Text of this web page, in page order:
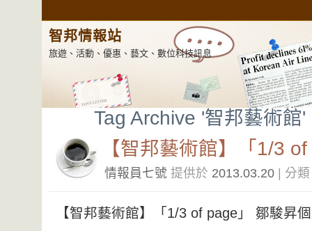
智邦情報站
旅遊、活動、優惠、藝文、數位科技訊息
Tag Archive '智邦藝術館'
【智邦藝術館】「1/3
情報員七號 提供於 2013.03.20 | 分
【智邦藝術館】「1/3 of page」 鄒駿昇